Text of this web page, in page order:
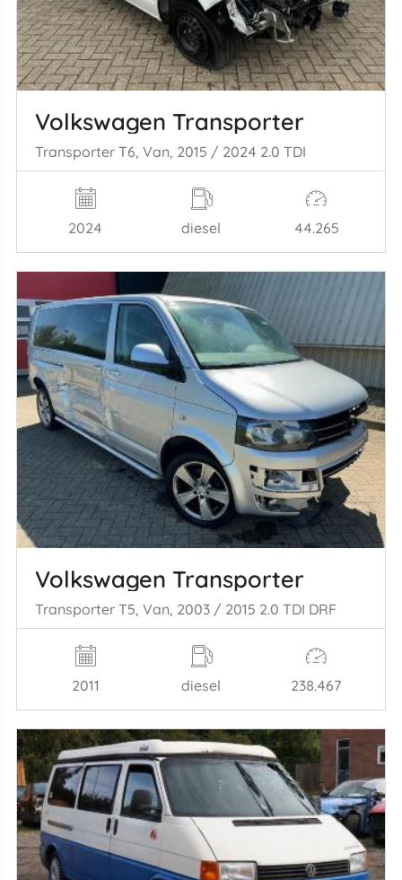
Volkswagen Transporter
Transporter T6, Van, 2015 / 2024 2.0 TDI
2024 diesel 44.265
Volkswagen Transporter
Transporter T5, Van, 2003 / 2015 2.0 TDI DRF
2011 diesel 238.467